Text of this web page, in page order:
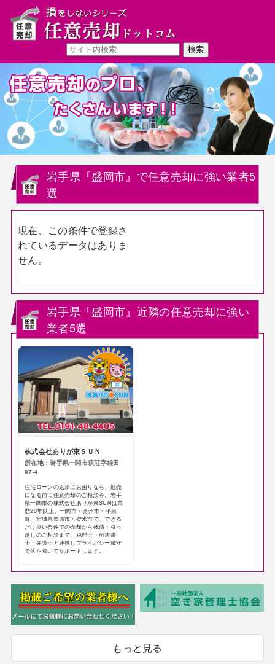
岩手県『盛岡市』で任意売却に強い業者5
選
現在、この条件で登録さ
れているデータはありま
せん。
岩手県『盛岡市』近隣の任意売却に強い
業者5選
株式会社ありが東ＳＵＮ
所在地：岩手県一関市萩荘字袋田
97-4
住宅ローンの返済にお困りなら、競売
になる前に任意売却のご相談を。岩手
県一関市の株式会社ありが東SUNは業
歴20年以上。一関市・奥州市・平泉
町、宮城県栗原市・登米市で、できる
だけ良い条件での売却から残債・引っ
越しのご相談まで、税理士・司法書
士・弁護士と連携しプライバシー厳守
で落ち着いてサポートします。
もっと見る